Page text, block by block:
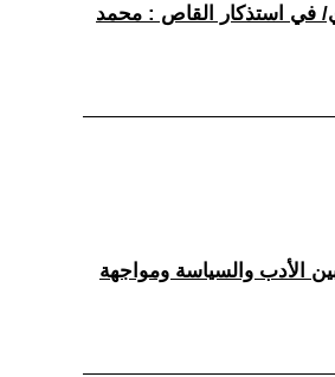
في استذكار القاص : محمد
الأدب والسياسة ومواجهة